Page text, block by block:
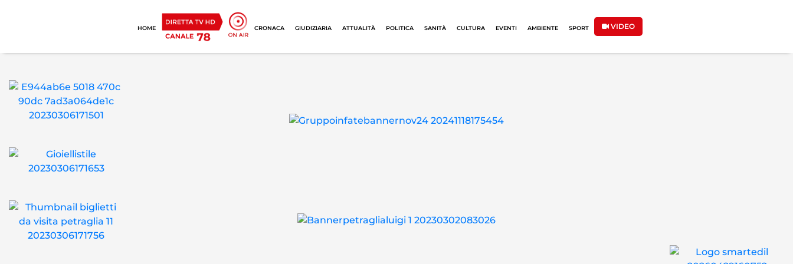
HOME CRONACA GIUDIZIARIA ATTUALITÀ POLITICA SANITÀ CULTURA EVENTI AMBIENTE SPORT VIDEO